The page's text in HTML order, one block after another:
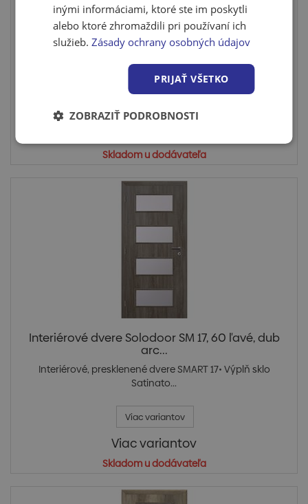
Interiérové dvere Solodoor SM 17, 60 ľavé, dub
alp...
Interiérové, presklenené dvere SMART 17• Výplň sklo
Satinato...
Skladom u dodávateľa
Interiérové dvere Solodoor SM 17, 60 ľavé, dub
arc...
Interiérové, presklenené dvere SMART 17• Výplň sklo
Satinato...
Viac variantov
Viac variantov
Skladom u dodávateľa
inými informáciami, ktoré ste im poskytli
alebo ktoré zhromaždili pri používaní ich
služieb.Zásady ochrany osobných údajov
PRIJAŤ VŠETKO
ZOBRAZIŤ PODROBNOSTI